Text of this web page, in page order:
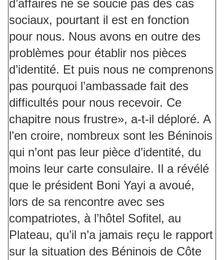
d’affaires ne se soucie pas des cas
sociaux, pourtant il est en fonction
pour nous. Nous avons en outre des
problèmes pour établir nos pièces
d’identité. Et puis nous ne comprenons
pas pourquoi l’ambassade fait des
difficultés pour nous recevoir. Ce
chapitre nous frustre», a-t-il déploré. A
l’en croire, nombreux sont les Béninois
qui n’ont pas leur pièce d’identité, du
moins leur carte consulaire. Il a révélé
que le président Boni Yayi a avoué,
lors de sa rencontre avec ses
compatriotes, à l’hôtel Sofitel, au
Plateau, qu’il n’a jamais reçu le rapport
sur la situation des Béninois de Côte